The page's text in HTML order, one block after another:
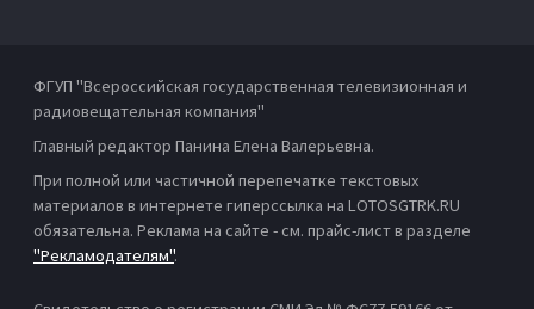
ФГУП "Всероссийская государственная телевизионная и
радиовещательная компания"
Главный редактор Панина Елена Валерьевна.
При полной или частичной перепечатке текстовых
материалов в интернете гиперссылка на LOTOSGTRK.RU
обязательна. Реклама на сайте - см. прайс-лист в разделе
"Рекламодателям".